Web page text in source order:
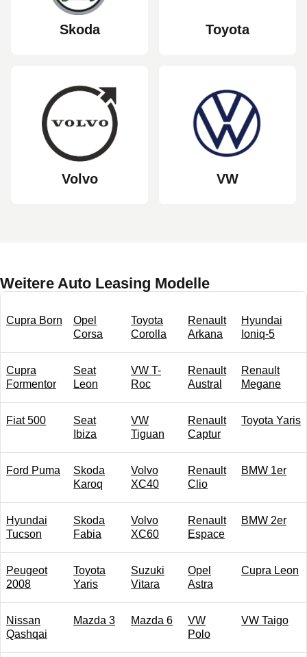
Skoda Toyota
Volvo VW
Weitere Auto Leasing Modelle
Cupra Born
Opel
Corsa
Toyota
Corolla
Renault
Arkana
Hyundai
Ioniq-5
Cupra
Formentor
Seat
Leon
VW T-
Roc
Renault
Austral
Renault
Megane
Fiat 500
Seat
Ibiza
VW
Tiguan
Renault
Captur
Toyota Yaris
Ford Puma
Skoda
Karoq
Volvo
XC40
Renault
Clio
BMW 1er
Hyundai
Tucson
Skoda
Fabia
Volvo
XC60
Renault
Espace
BMW 2er
Peugeot
2008
Toyota
Yaris
Suzuki
Vitara
Opel
Astra
Cupra Leon
Nissan
Qashqai
Mazda 3 Mazda 6
VW
Polo
VW Taigo